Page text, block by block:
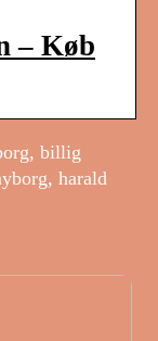
– Køb
billig
harald